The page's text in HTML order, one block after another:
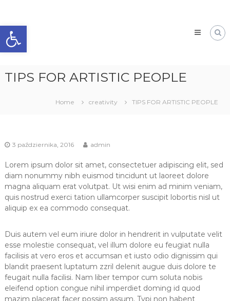
Open toolbar
content
DPS
POMOCY
TIPS FOR ARTISTIC PEOPLE
Home creativity TIPS FOR ARTISTIC PEOPLE
3 października, 2016 admin
Lorem ipsum dolor sit amet, consectetuer adipiscing elit, sed
diam nonummy nibh euismod tincidunt ut laoreet dolore
magna aliquam erat volutpat. Ut wisi enim ad minim veniam,
quis nostrud exerci tation ullamcorper suscipit lobortis nisl ut
aliquip ex ea commodo consequat.
Duis autem vel eum iriure dolor in hendrerit in vulputate velit
esse molestie consequat, vel illum dolore eu feugiat nulla
facilisis at vero eros et accumsan et iusto odio dignissim qui
blandit praesent luptatum zzril delenit augue duis dolore te
feugait nulla facilisi. Nam liber tempor cum soluta nobis
eleifend option congue nihil imperdiet doming id quod
mazim placerat facer possim assum. Typi non habent